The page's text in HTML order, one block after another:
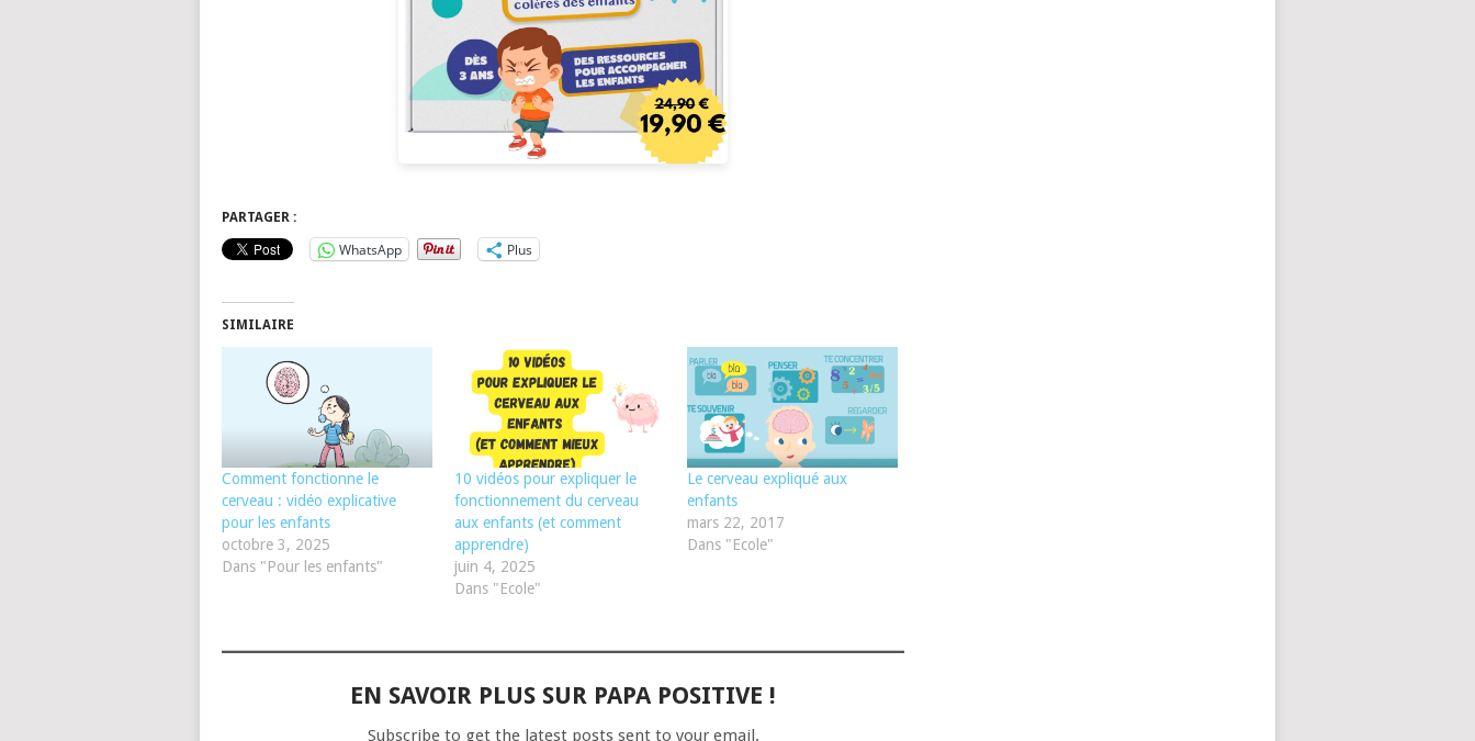
PARTAGER :
WhatsApp Plus
SIMILAIRE
Comment fonctionne le
cerveau : vidéo explicative
pour les enfants
octobre 3, 2025
Dans "Pour les enfants"
10 vidéos pour expliquer le
fonctionnement du cerveau
aux enfants (et comment
apprendre)
juin 4, 2025
Dans "Ecole"
Le cerveau expliqué aux
enfants
mars 22, 2017
Dans "Ecole"
EN SAVOIR PLUS SUR PAPA POSITIVE !
Subscribe to get the latest posts sent to your email.